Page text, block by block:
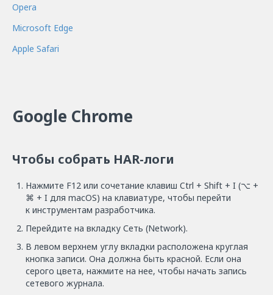
Opera
Microsoft Edge
Apple Safari
Google Chrome
Чтобы собрать HAR-логи
Нажмите F12 или сочетание клавиш Ctrl + Shift + I (⌥ +
⌘ + I для macOS) на клавиатуре, чтобы перейти
к инструментам разработчика.
Перейдите на вкладку Сеть (Network).
В левом верхнем углу вкладки расположена круглая
кнопка записи. Она должна быть красной. Если она
серого цвета, нажмите на нее, чтобы начать запись
сетевого журнала.